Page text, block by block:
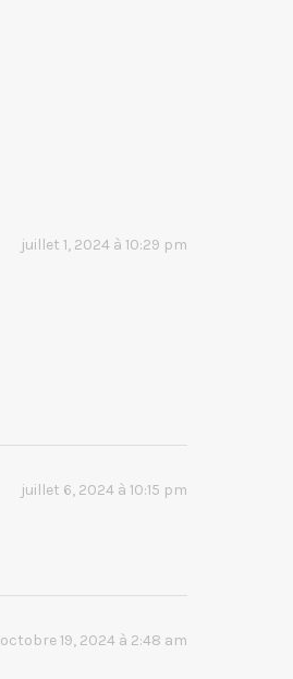
juillet 1, 2024 à 10:29 pm
juillet 6, 2024 à 10:15 pm
octobre 19, 2024 à 2:48 am